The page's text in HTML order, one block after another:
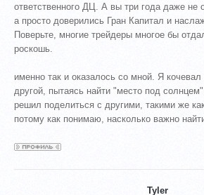
ответственного ДЦ. А вы три года даже не
а просто доверились Гран Капитал и
Поверьте, многие трейдеры многое бы
роскошь.
именно так и оказалось со мной. Я
другой, пытаясь найти "место под солнцем"
решил поделиться с другими, такими же
потому как понимаю, насколько важно
Tyler